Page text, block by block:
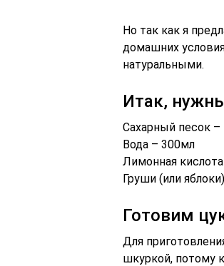
Но так как я
домашних
натуральными.
Итак,
Сахарный песок –
Вода – 300мл
Лимонная кислота
Груши (или
Готовим
Для
шкуркой, потому